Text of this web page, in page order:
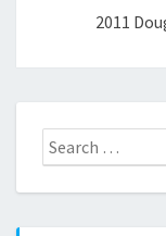
2011
Search
for: